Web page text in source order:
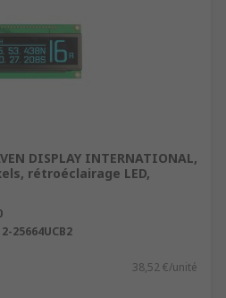
DISPLAY INTERNATIONAL,
rétroéclairage LED,
25664UCB2
38,52 €/unité